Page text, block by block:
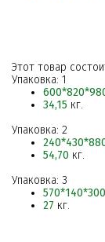
Этот товар
Упаковка: 1
34,15 кг.
Упаковка: 2
54,70 кг.
Упаковка: 3
570*140*300
27 кг.